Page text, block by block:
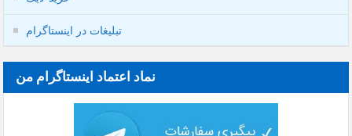
تبلیغات در اینستاگرام
نماد اعتماد اینستاگرام من